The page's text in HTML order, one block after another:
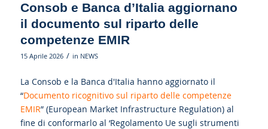
Consob e Banca d’Italia aggiornano
il documento sul riparto delle
competenze EMIR
15 Aprile 2026 / in NEWS
La Consob e la Banca d'Italia hanno aggiornato il
“Documento ricognitivo sul riparto delle competenze
EMIR” (European Market Infrastructure Regulation) al
fine di conformarlo al ‘Regolamento Ue sugli strumenti